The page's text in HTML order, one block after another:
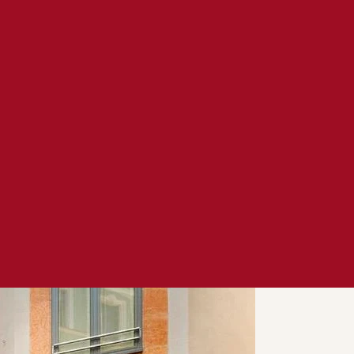
Ein
die in einem der zahlreichen Lokale und Festsäle der
mit stilvollem Ambiente und luxuriöser Ausstattung.